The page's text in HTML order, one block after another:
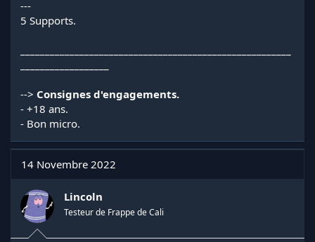
---
5 Supports.
--> Consignes d'engagements.
ㅤㅤ- +18 ans.
ㅤㅤ- Bon micro.
14 Novembre 2022
Lincoln
Testeur de Frappe de Cali